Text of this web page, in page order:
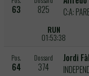
63 825
C:A:
RUN
01:53:38
Pos.
64
Dossard
374
Jordi